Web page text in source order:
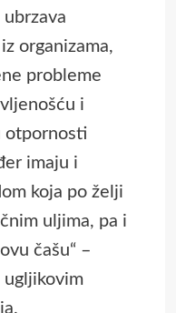
organizama,
probleme
i
otpornosti
imaju i
koja po želji
uljima, pa i
čašu“ –
ugljikovim